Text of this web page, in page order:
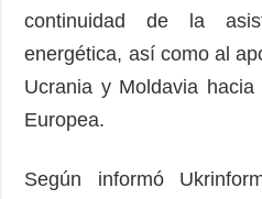
continuidad de la
energética, así como al
Ucrania y Moldavia
Europea.
Según informó